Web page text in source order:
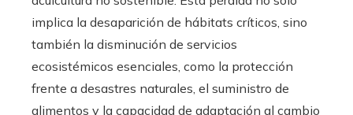
implica la desaparición de hábitats críticos, sino
también la disminución de servicios
ecosistémicos esenciales, como la protección
frente a desastres naturales, el suministro de
alimentos y la capacidad de adaptación al cambio